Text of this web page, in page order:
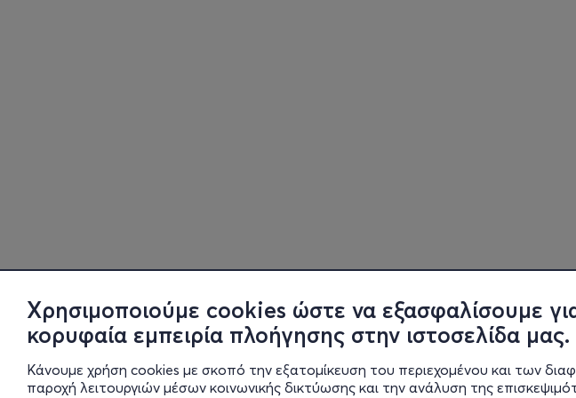
Χρησιμοποιούμε cookies ώστε να εξασφαλίσουμε
κορυφαία εμπειρία πλοήγησης στην ιστοσελίδα μας.
Κάνουμε χρήση cookies με σκοπό την εξατομίκευση του περιεχομένου και των
παροχή λειτουργιών μέσων κοινωνικής δικτύωσης και την ανάλυση της